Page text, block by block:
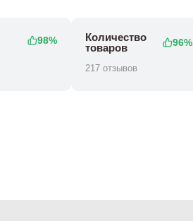
98%
Количество
товаров
96%
217 отзывов